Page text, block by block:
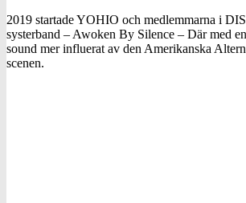
2019 startade YOHIO och medlemmarna i
systerband – Awoken By Silence – Där med
sound mer influerat av den Amerikanska
scenen.